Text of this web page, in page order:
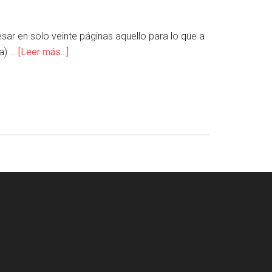
en solo veinte páginas aquello para lo que a
… [Leer más...]